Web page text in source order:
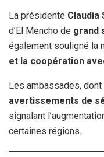
La présidente Claudia
d’El Mencho de grand
également souligné la
et la coopération
Les ambassades,
avertissements de
signalant
certaines régions.